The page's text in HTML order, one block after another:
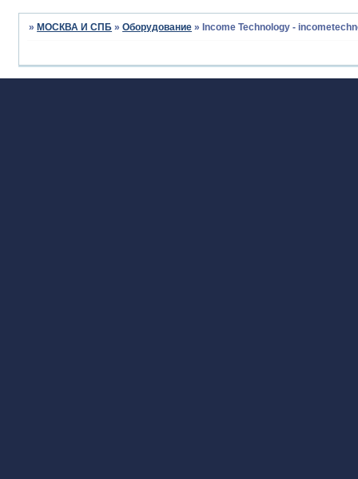
» МОСКВА И СПБ »Оборудование » Income Technology -